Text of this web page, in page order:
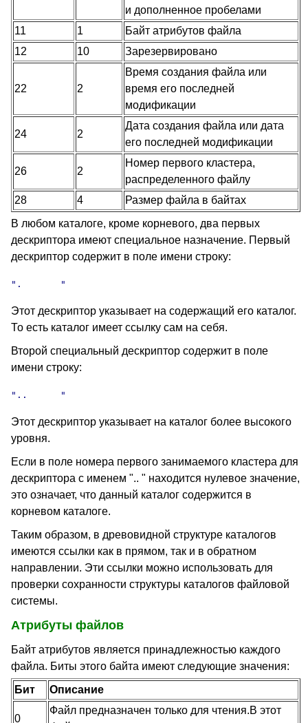
и дополненное пробелами
11
1
Байт атрибутов файла
12
10 Зарезервировано
22 2
Время создания файла или
время его последней
модификации
24 2
Дата создания файла или дата
его последней модификации
26 2
Номер первого кластера,
распределенного файлу
28
4
Размер файла в байтах
В любом каталоге, кроме корневого, два первых
дескриптора имеют специальное назначение. Первый
дескриптор содержит в поле имени строку:
".       "
Этот дескриптор указывает на содержащий его каталог.
То есть каталог имеет ссылку сам на себя.
Второй специальный дескриптор содержит в поле
имени строку:
"..      "
Этот дескриптор указывает на каталог более высокого
уровня.
Если в поле номера первого занимаемого кластера для
дескриптора с именем ".. " находится нулевое значение,
это означает, что данный каталог содержится в
корневом каталоге.
Таким образом, в древовидной структуре каталогов
имеются ссылки как в прямом, так и в обратном
направлении. Эти ссылки можно использовать для
проверки сохранности структуры каталогов файловой
системы.
Атрибуты файлов
Байт атрибутов является принадлежностью каждого
файла. Биты этого байта имеют следующие значения:
Бит
Описание
0
Файл предназначен только для чтения.В этот